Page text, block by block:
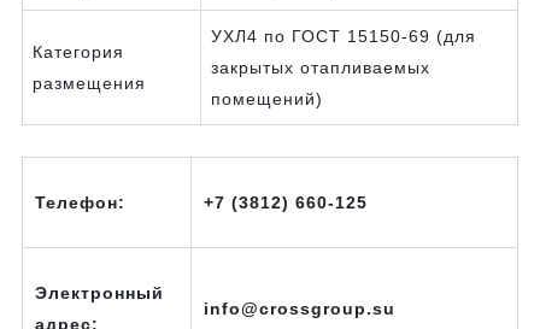
Категория
размещения
УХЛ4 по ГОСТ 15150-69 (для
закрытых отапливаемых
помещений)
Телефон: +7 (3812) 660-125
Электронный
адрес:
info@crossgroup.su